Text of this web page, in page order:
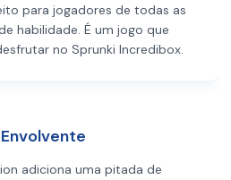
para jogadores de todas as
habilidade. É um jogo que
no Sprunki Incredibox.
adiciona uma pitada de